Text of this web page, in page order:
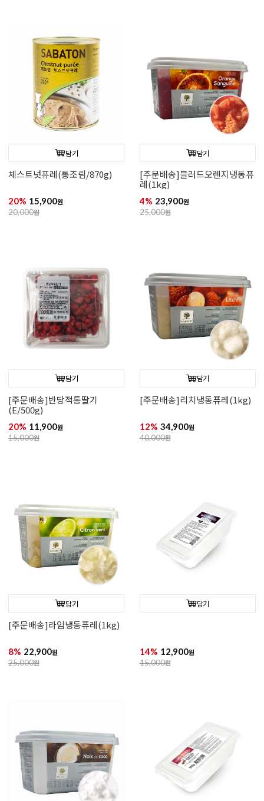
담기
체스트넛퓨레(통조림/870g)
20% 15,900원
20,000원
담기
[주문배송]블러드오렌지냉동퓨
레(1kg)
4% 23,900원
25,000원
담기
[주문배송]반당적통딸기
(E/500g)
20% 11,900원
15,000원
담기
[주문배송]리치냉동퓨레(1kg)
12% 34,900원
40,000원
담기
[주문배송]라임냉동퓨레(1kg)
8% 22,900원
25,000원
담기
14% 12,900원
15,000원